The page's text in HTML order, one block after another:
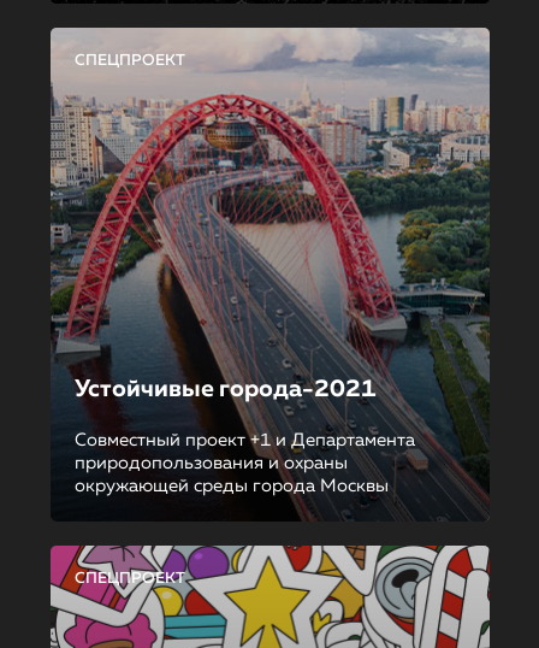
СПЕЦПРОЕКТ
Устойчивые города-2021
Совместный проект +1 и Департамента
природопользования и охраны
окружающей среды города Москвы
СПЕЦПРОЕКТ